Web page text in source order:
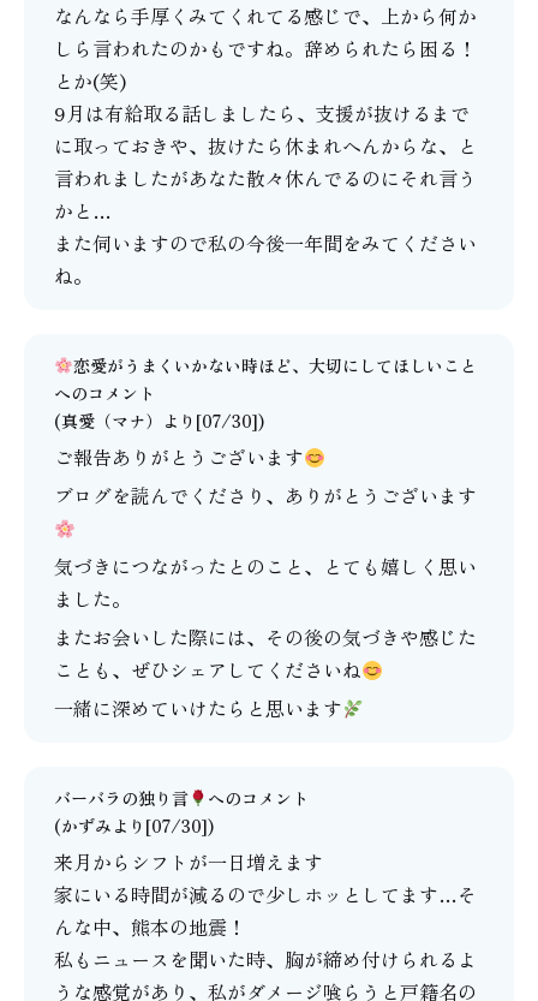
なんなら手厚くみてくれてる感じで、上から何か
しら言われたのかもですね。辞められたら困る！
とか(笑)
9月は有給取る話しましたら、支援が抜けるまで
に取っておきや、抜けたら休まれへんからな、と
言われましたがあなた散々休んでるのにそれ言う
かと…
また伺いますので私の今後一年間をみてください
ね。
恋愛がうまくいかない時ほど、大切にしてほしいこと
へのコメント
(真愛（マナ） より[07/30])
ご報告ありがとうございます
ブログを読んでくださり、ありがとうございます
気づきにつながったとのこと、とても嬉しく思い
ました。
またお会いした際には、その後の気づきや感じた
ことも、ぜひシェアしてくださいね
一緒に深めていけたらと思います
バーバラの独り言
へのコメント
(かずみより[07/30])
来月からシフトが一日増えます
家にいる時間が減るので少しホッとしてます…そ
んな中、熊本の地震！
私もニュースを聞いた時、胸が締め付けられるよ
うな感覚があり、私がダメージ喰らうと戸籍名の